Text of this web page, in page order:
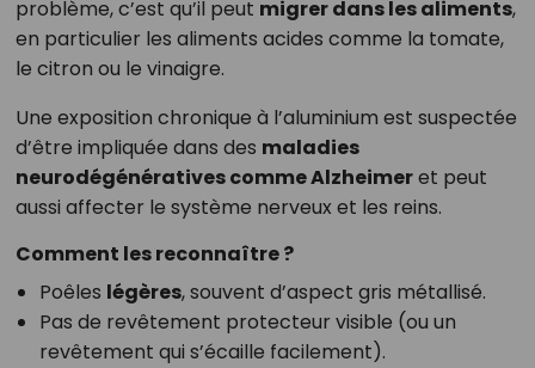
problème, c’est qu’il peut migrer dans les aliments,
en particulier les aliments acides comme la tomate,
le citron ou le vinaigre.
Une exposition chronique à l’aluminium est suspectée
d’être impliquée dans des maladies
neurodégénératives comme Alzheimeret peut
aussi affecter le système nerveux et les reins.
Comment les reconnaître ?
Poêles légères, souvent d’aspect gris métallisé.
Pas de revêtement protecteur visible (ou un
revêtement qui s’écaille facilement).